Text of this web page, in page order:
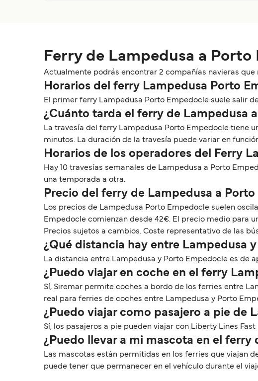
Ferry de Lampedusa a Porto
Actualmente podrás encontrar 2 compañías navieras que
Horarios del ferry Lampedusa Porto
El primer ferry Lampedusa Porto Empedocle suele salir
¿Cuánto tarda el ferry de Lampedusa
La travesía del ferry Lampedusa Porto Empedocle tiene
minutos. La duración de la travesía puede variar en
Horarios de los operadores del Ferry
Hay 10 travesías semanales de Lampedusa a Porto
una temporada a otra.
Precio del ferry de Lampedusa a
Los precios de Lampedusa Porto Empedocle suelen
Empedocle comienzan desde 42€. El precio medio para
Precios sujetos a cambios. Coste representativo de las
¿Qué distancia hay entre Lampedusa
La distancia entre Lampedusa y Porto Empedocle es de
¿Puedo viajar en coche en el ferry
Sí, Siremar permite coches a bordo de los ferries entre
real para ferries de coches entre Lampedusa y Porto
¿Puedo viajar como pasajero a pie de
Sí, los pasajeros a pie pueden viajar con Liberty Lines
¿Puedo llevar a mi mascota en el
Las mascotas están permitidas en los ferries que viajan
puede tener que permanecer en el vehículo durante el